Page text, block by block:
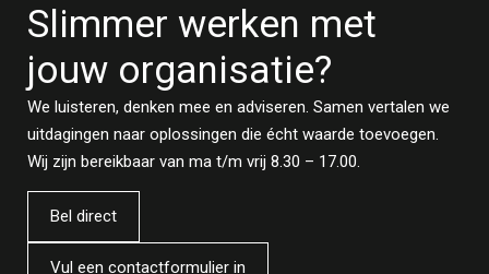
Slimmer werken met
jouw organisatie?
We luisteren, denken mee en adviseren. Samen vertalen we
uitdagingen naar oplossingen die écht waarde toevoegen.
Wij zijn bereikbaar van ma t/m vrij 8.30 – 17.00.
Bel direct
Vul een contactformulier in